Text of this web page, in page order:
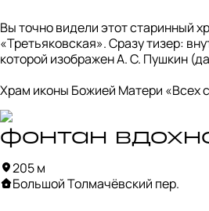
Вы точно видели этот старинный
«Третьяковская». Сразу тизер:
которой изображен А. С. Пушкин
Храм иконы Божией Матери «Всех
интересен тем, что его в разное
великих архитектора: трапезную и
годы выполнил Василий Баженов,
полусферическим куполом — Осип
года.
фонтан
205 м
Большой Толмачёвский пер.